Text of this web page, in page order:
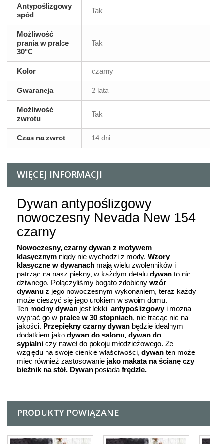
Antypoślizgowy
spód
Tak
Możliwość
prania w pralce
30°C
Tak
Kolor czarny
Gwarancja 2 lata
Możliwość
zwrotu
Tak
Czas na zwrot 14 dni
WIĘCEJ INFORMACJI
Dywan antypoślizgowy
nowoczesny Nevada New 154
czarny
Nowoczesny, czarny dywan z motywem
klasycznym nigdy nie wychodzi z mody. Wzory
klasyczne w dywanach mają wielu zwolenników i
patrząc na nasz piękny, w każdym detalu dywan to nic
dziwnego. Połączyliśmy bogato zdobiony wzór
dywanu z jego nowoczesnym wykonaniem, teraz każdy
może cieszyć się jego urokiem w swoim domu.
Ten modny dywan jest lekki, antypoślizgowyi można
wyprać go w pralce w 30 stopniach, nie tracąc nic na
jakości. Przepiękny czarny dywan będzie idealnym
dodatkiem jako dywan do salonu, dywan do
sypialni czy nawet do pokoju młodzieżowego. Ze
względu na swoje cienkie właściwości, dywan ten może
miec również zastosowanie jako makata na ścianę czy
bieżnik na stół. Dywan posiada frędzle.
PRODUKTY POWIĄZANE